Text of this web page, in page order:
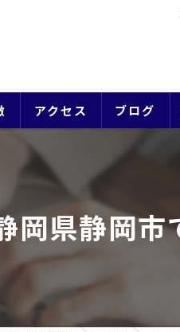
アクセス ブログ
県静岡